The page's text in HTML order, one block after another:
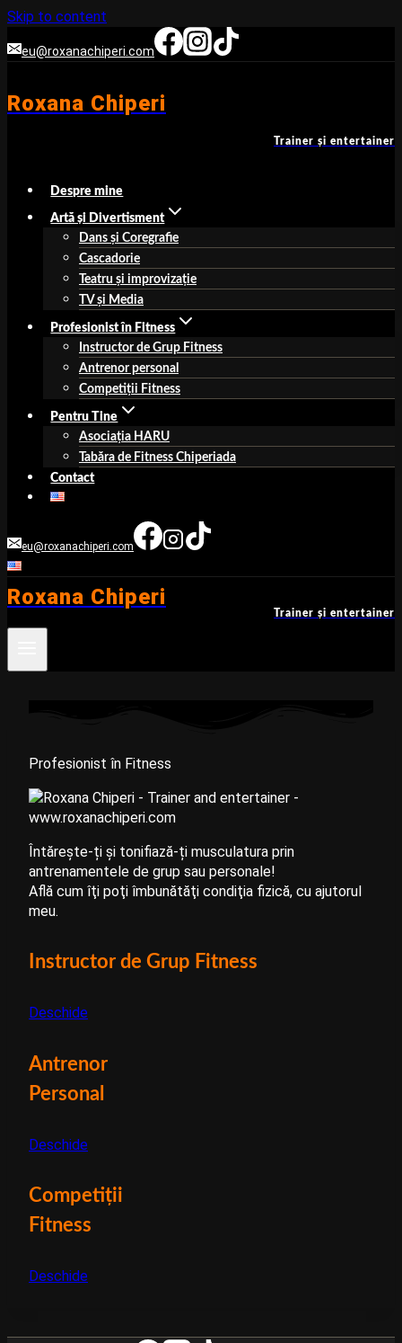
Skip to content
eu@roxanachiperi.com
Roxana Chiperi
Trainer şi entertainer
Despre mine
Artă şi Divertisment
Dans și Coregrafie
Cascadorie
Teatru și improvizație
TV şi Media
Profesionist în Fitness
Instructor de Grup Fitness
Antrenor personal
Competiţii Fitness
Pentru Tine
Asociaţia HARU
Tabăra de Fitness Chiperiada
Contact
eu@roxanachiperi.com
Roxana Chiperi
Trainer şi entertainer
Profesionist în Fitness
Întărește-ți și tonifiază-ți musculatura prin
antrenamentele de grup sau personale!
Află cum îţi poţi îmbunătăţi condiţia fizică, cu ajutorul
meu.
Instructor de Grup Fitness
Deschide
Antrenor
Personal
Deschide
Competiţii
Fitness
Deschide